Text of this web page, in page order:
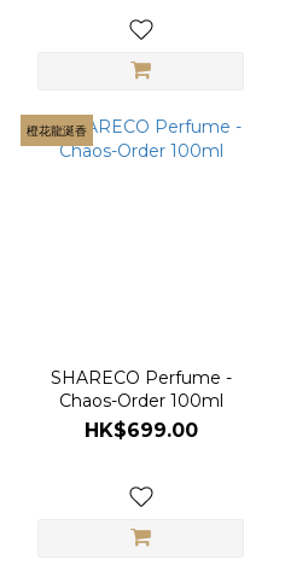
橙花龍涎香
SHARECO Perfume -
Chaos-Order 100ml
HK$699.00